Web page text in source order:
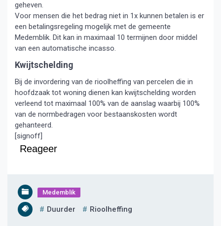
geheven.
Voor mensen die het bedrag niet in 1x kunnen betalen is er
een betalingsregeling mogelijk met de gemeente
Medemblik. Dit kan in maximaal 10 termijnen door middel
van een automatische incasso.
Kwijtschelding
Bij de invordering van de rioolheffing van percelen die in
hoofdzaak tot woning dienen kan kwijtschelding worden
verleend tot maximaal 100% van de aanslag waarbij 100%
van de normbedragen voor bestaanskosten wordt
gehanteerd.
[signoff]
Reageer
Medemblik
Duurder Rioolheffing